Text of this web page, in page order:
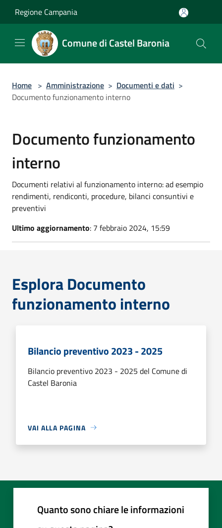
Regione Campania
Comune di Castel Baronia
Home > Amministrazione > Documenti e dati >
Documento funzionamento interno
Documento funzionamento
interno
Documenti relativi al funzionamento interno: ad esempio
rendimenti, rendiconti, procedure, bilanci consuntivi e
preventivi
Ultimo aggiornamento: 7 febbraio 2024, 15:59
Esplora Documento
funzionamento interno
Bilancio preventivo 2023 - 2025
Bilancio preventivo 2023 - 2025 del Comune di
Castel Baronia
VAI ALLA PAGINA
Quanto sono chiare le informazioni